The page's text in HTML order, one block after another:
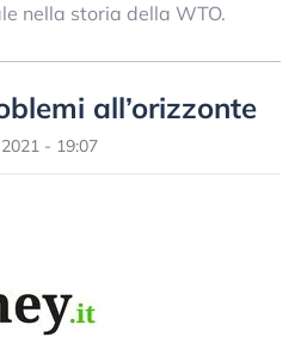
nella storia della WTO.
all’orizzonte
- 19:07